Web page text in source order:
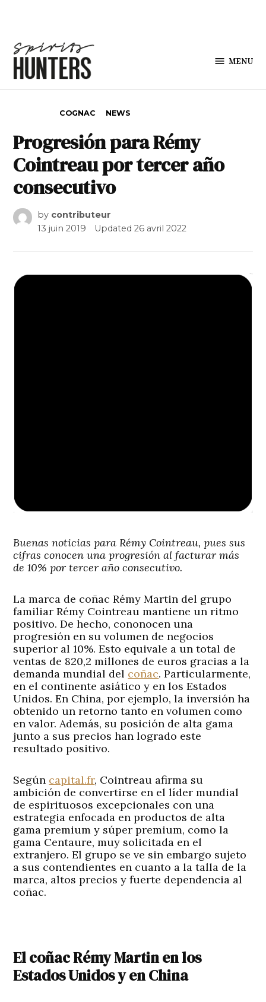
MENU
COGNAC NEWS
Progresión para Rémy
Cointreau por tercer año
consecutivo
by contributeur
13 juin 2019
Updated26 avril 2022
Buenas noticias para Rémy Cointreau, pues sus
cifras conocen una progresión al facturar más
de 10% por tercer año consecutivo.
La marca de coñac Rémy Martin del grupo
familiar Rémy Cointreau mantiene un ritmo
positivo. De hecho, cononocen una
progresión en su volumen de negocios
superior al 10%. Esto equivale a un total de
ventas de 820,2 millones de euros gracias a la
demanda mundial del coñac. Particularmente,
en el continente asiático y en los Estados
Unidos. En China, por ejemplo, la inversión ha
obtenido un retorno tanto en volumen como
en valor. Además, su posición de alta gama
junto a sus precios han logrado este
resultado positivo.
Según capital.fr, Cointreau afirma su
ambición de convertirse en el líder mundial
de espirituosos excepcionales con una
estrategia enfocada en productos de alta
gama premium y súper premium, como la
gama Centaure, muy solicitada en el
extranjero. El grupo se ve sin embargo sujeto
a sus contendientes en cuanto a la talla de la
marca, altos precios y fuerte dependencia al
coñac.
El coñac Rémy Martin en los
Estados Unidos y en China